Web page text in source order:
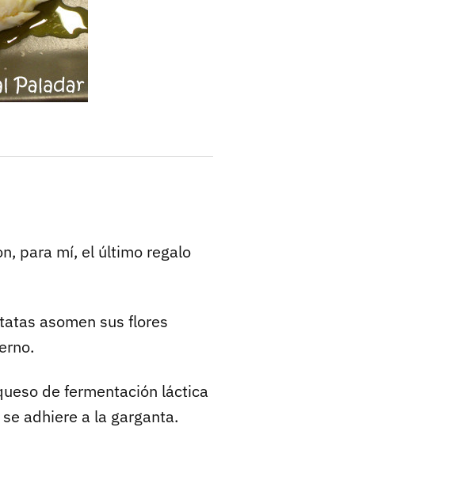
para mí, el último regalo
asomen sus flores
de fermentación láctica
adhiere a la garganta.